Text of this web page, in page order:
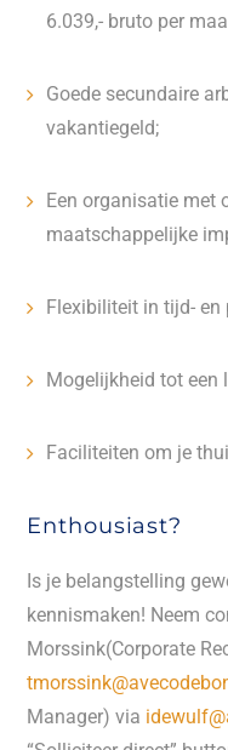
6.039,- bruto per
Goede secundaire
vakantiegeld;
Een organisatie met
maatschappelijke
Flexibiliteit in tijd-
Mogelijkheid tot een
Faciliteiten om je
Enthousiast?
Is je belangstelling
kennismaken! Neem
Morssink(Corporate
Manager) via